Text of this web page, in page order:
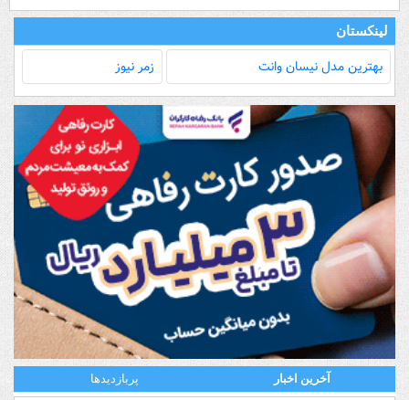
لینکستان
بهترین مدل‌ نیسان وانت زمر نیوز
آخرین اخبار پربازدیدها